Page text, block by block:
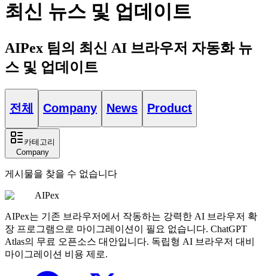
최신 뉴스 및 업데이트
AIPex 팀의 최신 AI 브라우저 자동화 뉴
스 및 업데이트
전체 Company News Product
카테고리
Company
게시물을 찾을 수 없습니다
AIPex
AIPex는 기존 브라우저에서 작동하는 강력한 AI 브라우저 확
장 프로그램으로 마이그레이션이 필요 없습니다. ChatGPT
Atlas의 무료 오픈소스 대안입니다. 독립형 AI 브라우저 대비
마이그레이션 비용 제로.